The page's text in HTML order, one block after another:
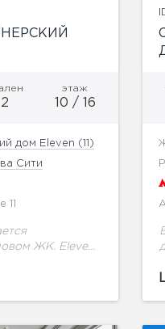
2
этаж
10 / 16
дом Eleven (11)
Сити
ЖК. Eleven
создать для